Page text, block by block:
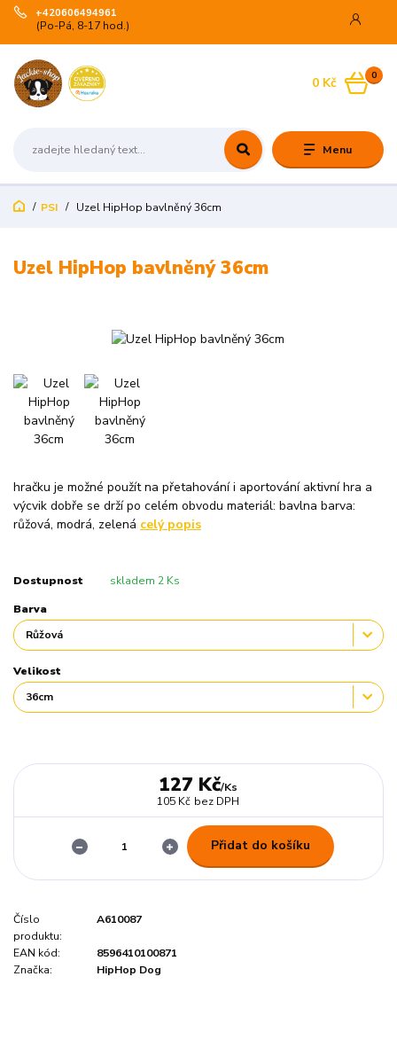
Menu
+420606494961
(Po-Pá, 8-17 hod.)
0
0 Kč
PSI Uzel HipHop bavlněný 36cm
Uzel HipHop bavlněný 36cm
hračku je možné použít na přetahování i aportování aktivní hra a
výcvik dobře se drží po celém obvodu materiál: bavlna barva:
růžová, modrá, zelená celý popis
Dostupnost skladem 2 Ks
Barva
Velikost
127 Kč/Ks
105 Kč bez DPH
Přidat do košíku
Číslo
produktu:
A610087
EAN kód:
8596410100871
Značka:
HipHop Dog